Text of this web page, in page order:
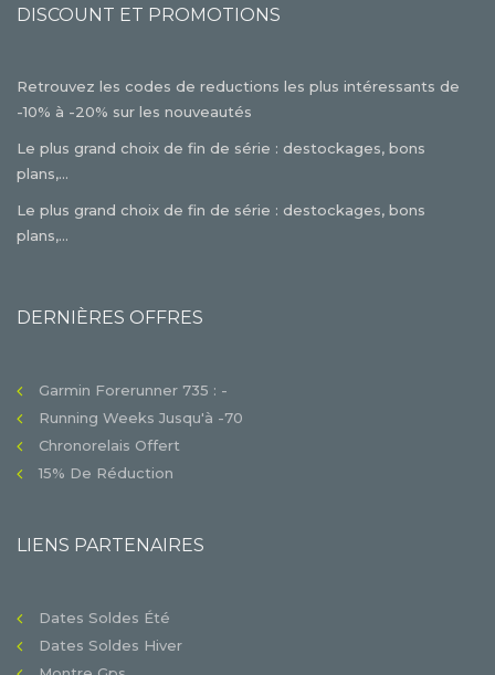
DISCOUNT ET PROMOTIONS
Retrouvez les codes de reductions les plus intéressants de
-10% à -20% sur les nouveautés
Le plus grand choix de fin de série : destockages, bons
plans,...
Le plus grand choix de fin de série : destockages, bons
plans,...
DERNIÈRES OFFRES
Garmin Forerunner 735 : -
Running Weeks Jusqu'à -70
Chronorelais Offert
15% De Réduction
LIENS PARTENAIRES
Dates Soldes Été
Dates Soldes Hiver